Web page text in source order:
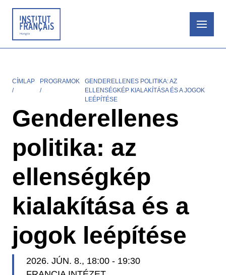
tartalomra
Morzsa
CÍMLAP PROGRAMOK
GENDERELLENES POLITIKA: AZ
ELLENSÉGKÉP KIALAKÍTÁSA ÉS A JOGOK
LEÉPÍTÉSE
Genderellenes
politika: az
ellenségkép
kialakítása és a
jogok leépítése
2026. JÚN. 8., 18:00 - 19:30